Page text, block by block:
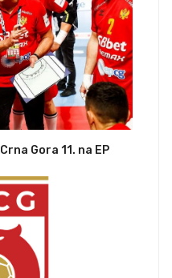
Gora 11. na EP